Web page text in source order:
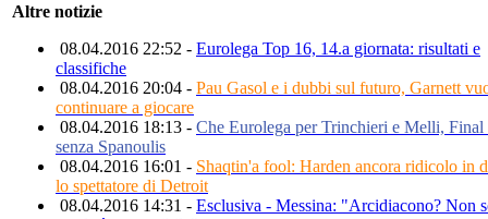
Altre notizie
08.04.2016 22:52 - Eurolega Top 16, 14.a giornata: risultati e
classifiche
08.04.2016 20:04 - Pau Gasol e i dubbi sul futuro, Garnett
continuare a giocare
08.04.2016 18:13 - Che Eurolega per Trinchieri e Melli, Final
senza Spanoulis
08.04.2016 16:01 - Shaqtin'a fool: Harden ancora ridicolo in
lo spettatore di Detroit
08.04.2016 14:31 - Esclusiva - Messina: "Arcidiacono? Non